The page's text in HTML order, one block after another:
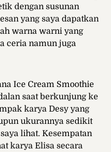
dengan susunan
yang saya dapatkan
warna warni yang
ceria namun juga
Ice Cream Smoothie
saat berkunjung ke
karya Desy yang
ukurannya sedikit
lihat. Kesempatan
karya Elisa secara